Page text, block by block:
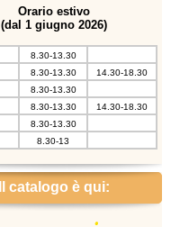
Orario estivo
(dal 1 giugno 2026)
8.30-13.30
8.30-13.30 14.30-18.30
8.30-13.30
8.30-13.30 14.30-18.30
8.30-13.30
8.30-13
Il catalogo è qui: